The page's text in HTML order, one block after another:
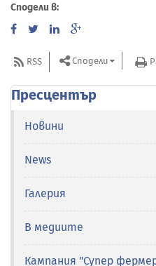
Сподели в:
RSS Сподели
Пресцентър
Новини
News
Галерия
В медиите
Кампания "Супер